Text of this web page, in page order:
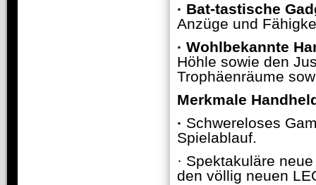
· Bat-tastische
Anzüge und
· Wohlbekannte
Höhle sowie den
Trophäenräume
Merkmale
· Schwereloses
Spielablauf.
· Spektakuläre
den völlig neuen